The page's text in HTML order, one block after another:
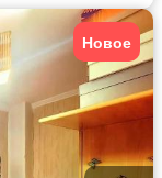
Новое